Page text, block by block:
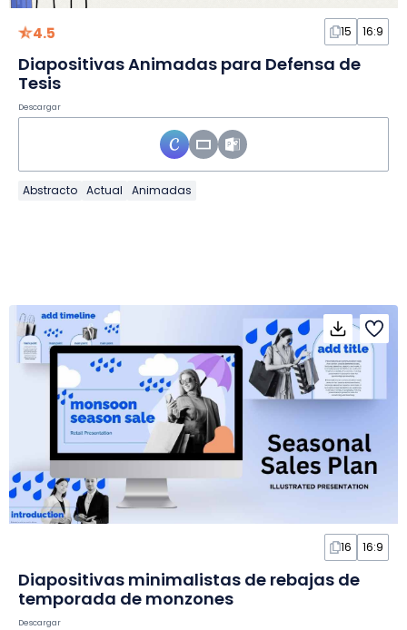
4.5 15 16:9
Diapositivas Animadas para Defensa de
Tesis
Descargar
Abstracto Actual Animadas
16 16:9
Diapositivas minimalistas de rebajas de
temporada de monzones
Descargar